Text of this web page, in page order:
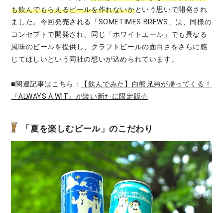
も飲んでもらえるビールを作れないかという思いで開発され
ました。今回発売される「SOMETIMES BREWS」は、同様の
コンセプトで開発され、同じ「ホワイトエール」でも異なる
風味のビールを提供し、クラフトビールの面白さをさらに感
じてほしいという同社の想いが込められています。
■関連記事はこちら：
【飲んでみた】白熊兄弟が帰ってくる！
『ALWAYS A WIT』が装い新たに限定販売
「夏を楽しむビール」のこだわり